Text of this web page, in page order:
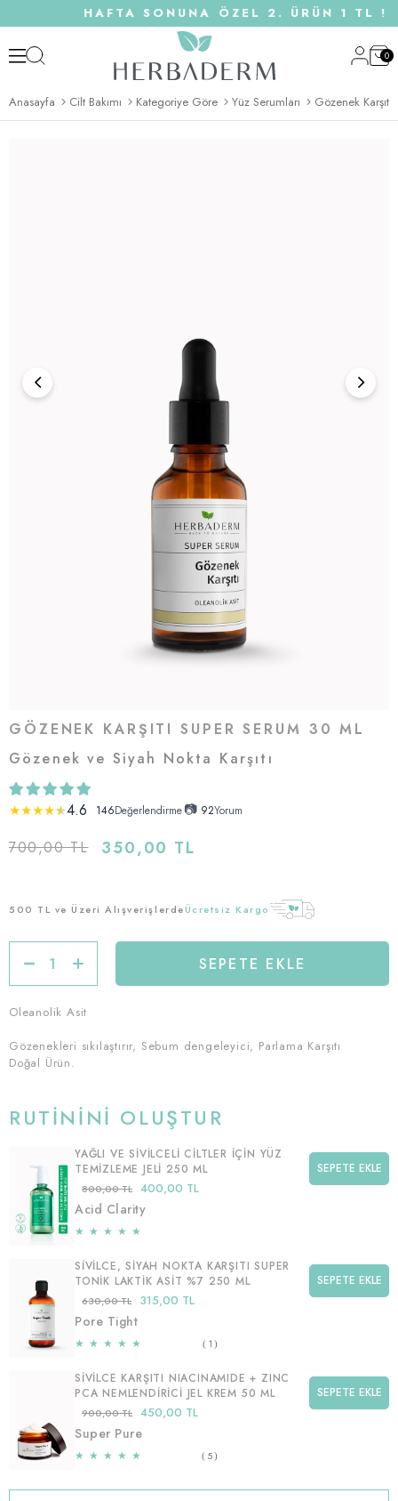
HAFTA SONUNA ÖZEL 2. ÜRÜN 1 TL ! |
0
Anasayfa Cilt Bakımı Kategoriye Göre Yüz Serumları Gözenek
GÖZENEK KARŞITI SUPER SERUM 30 ML
Gözenek ve Siyah Nokta Karşıtı
★★★★★4.6 146Değerlendirme📷•92Yorum
700,00 TL 350,00 TL
500 TL ve Üzeri AlışverişlerdeÜcretsiz Kargo
Oleanolik Asit
Gözenekleri sıkılaştırır, Sebum dengeleyici, Parlama Karşıtı
Doğal Ürün.
RUTININI OLUŞTUR
YAĞLI VE SIVILCELI CILTLER IÇIN YÜZ
TEMIZLEME JELI 250 ML
400,00 TL
800,00 TL
Acid Clarity
★ ★ ★ ★ ★
SEPETE EKLE
SIVILCE, SIYAH NOKTA KARŞITI SUPER
TONIK LAKTIK ASIT %7 250 ML
1
315,00 TL
630,00 TL
Pore Tight
★ ★ ★ ★ ★
SEPETE EKLE
SIVILCE KARŞITI NIACINAMIDE + ZINC
PCA NEMLENDIRICI JEL KREM 50 ML
5
450,00 TL
900,00 TL
Super Pure
★ ★ ★ ★ ★
SEPETE EKLE